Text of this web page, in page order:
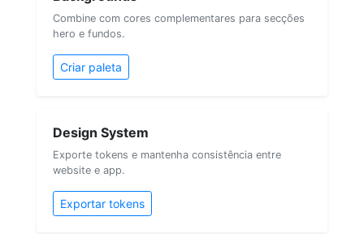
Combine com cores complementares para secções
hero e fundos.
Criar paleta
Design System
Exporte tokens e mantenha consistência entre
website e app.
Exportar tokens